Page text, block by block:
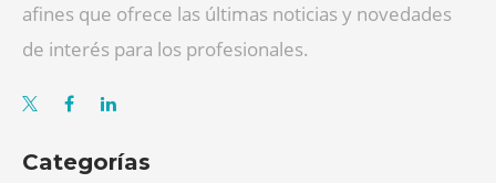
afines que ofrece las últimas noticias y novedades
de interés para los profesionales.
Categorías